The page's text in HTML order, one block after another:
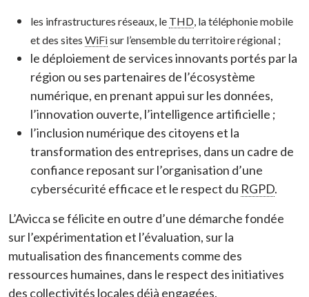
les infrastructures réseaux, le THD, la téléphonie mobile
et des sites WiFisur l’ensemble du territoire régional ;
le déploiement de services innovants portés par la
région ou ses partenaires de l’écosystème
numérique, en prenant appui sur les données,
l’innovation ouverte, l’intelligence artificielle ;
l’inclusion numérique des citoyens et la
transformation des entreprises, dans un cadre de
confiance reposant sur l’organisation d’une
cybersécurité efficace et le respect du RGPD.
L’Avicca se félicite en outre d’une démarche fondée
sur l’expérimentation et l’évaluation, sur la
mutualisation des financements comme des
ressources humaines, dans le respect des initiatives
des collectivités locales déjà engagées.